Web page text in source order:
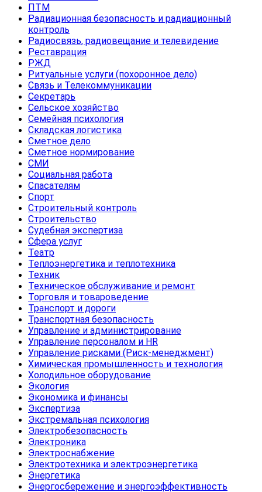
ПТМ
Радиационная безопасность и радиационный
контроль
Радиосвязь, радиовещание и телевидение
Реставрация
РЖД
Ритуальные услуги (похоронное дело)
Связь и Телекоммуникации
Секретарь
Сельское хозяйство
Семейная психология
Складская логистика
Сметное дело
Сметное нормирование
СМИ
Социальная работа
Спасателям
Спорт
Строительный контроль
Строительство
Судебная экспертиза
Сфера услуг
Театр
Теплоэнергетика и теплотехника
Техник
Техническое обслуживание и ремонт
Торговля и товароведение
Транспорт и дороги
Транспортная безопасность
Управление и администрирование
Управление персоналом и HR
Управление рисками (Риск-менеджмент)
Химическая промышленность и технология
Холодильное оборудование
Экология
Экономика и финансы
Экспертиза
Экстремальная психология
Электробезопасность
Электроника
Электроснабжение
Электротехника и электроэнергетика
Энергетика
Энергосбережение и энергоэффективность